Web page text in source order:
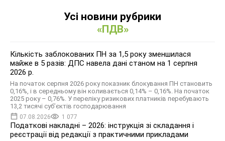
Усі новини рубрики
«ПДВ»
Кількість заблокованих ПН за 1,5 року зменшилася
майже в 5 разів: ДПС навела дані станом на 1 серпня
2026 р.
На початок серпня 2026 року показник блокування ПН становить
0,16%, і в середньому він коливається 0,14% – 0,16%. На початок
2025 року – 0,76%. У переліку ризикових платників перебувають
13,2 тисячі суб’єктів господарювання
07.08.2026 1 077
Податкові накладні – 2026: інструкція зі складання і
реєстрації від редакції з практичними прикладами